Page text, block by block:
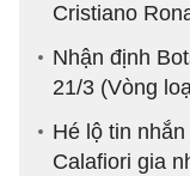
Cristiano
Nhận định
21/3 (Vòng
Hé lộ tin
Calafiori gia